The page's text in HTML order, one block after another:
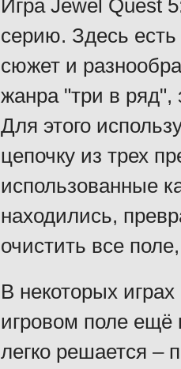
Игра Jewel Quest
серию. Здесь
сюжет и
жанра "три в ряд",
Для этого
цепочку из трех
использованные
находились,
очистить все
В некоторых
игровом поле ещё
легко решается –